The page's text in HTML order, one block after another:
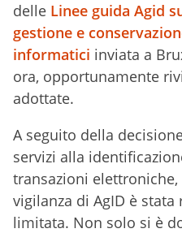
delle Linee guida Agid
gestione e
informatici inviata a
ora, opportunamente
adottate.
A seguito della
servizi alla
transazioni
vigilanza di AgID è
limitata. Non solo si è